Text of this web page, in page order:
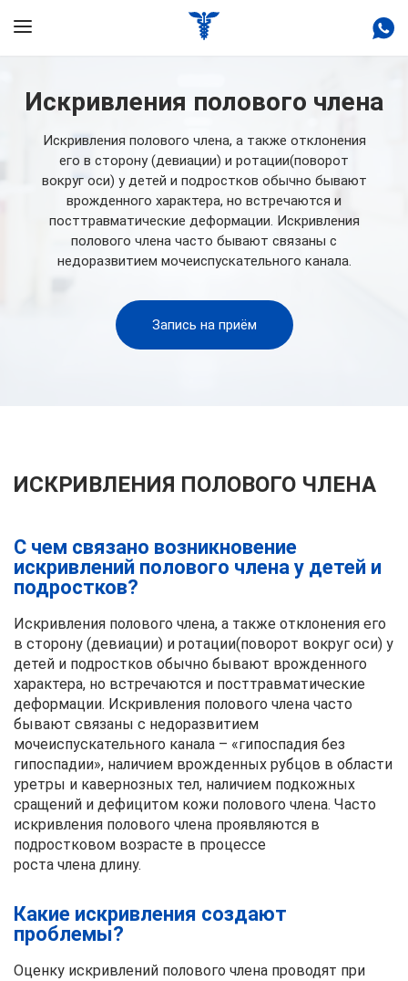
Искривления полового члена
Искривления полового члена, а также отклонения
его в сторону (девиации) и ротации(поворот
вокруг оси) у детей и подростков обычно бывают
врожденного характера, но встречаются и
посттравматические деформации. Искривления
полового члена часто бывают связаны с
недоразвитием мочеиспускательного канала.
Запись на приём
ИСКРИВЛЕНИЯ ПОЛОВОГО ЧЛЕНА
С чем связано возникновение
искривлений полового члена у детей и
подростков?
Искривления полового члена, а также отклонения его
в сторону (девиации) и ротации(поворот вокруг оси) у
детей и подростков обычно бывают врожденного
характера, но встречаются и посттравматические
деформации. Искривления полового члена часто
бывают связаны с недоразвитием
мочеиспускательного канала – «гипоспадия без
гипоспадии», наличием врожденных рубцов в области
уретры и кавернозных тел, наличием подкожных
сращений и дефицитом кожи полового члена. Часто
искривления полового члена проявляются в
подростковом возрасте в процессе
роста члена длину.
Какие искривления создают
проблемы?
Оценку искривлений полового члена проводят при